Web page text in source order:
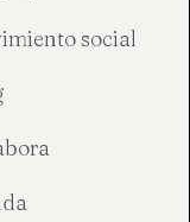
social